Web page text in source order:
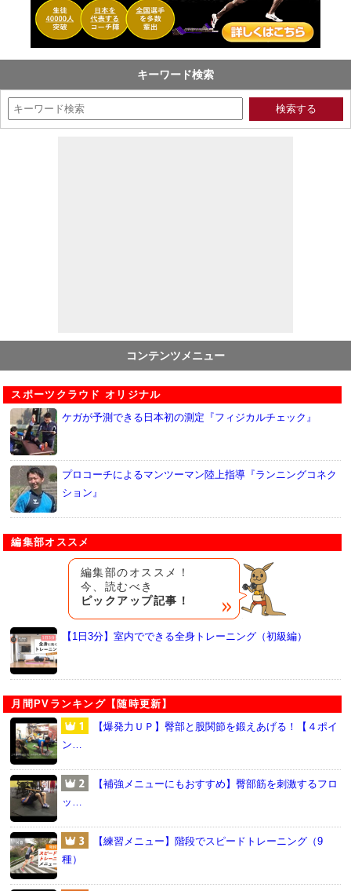
キーワード検索
コンテンツメニュー
スポーツクラウド オリジナル
ケガが予測できる日本初の測定『フィジカルチェック』
プロコーチによるマンツーマン陸上指導『ランニングコネク
ション』
編集部オススメ
編集部のオススメ！
今、読むべき
ピックアップ記事！
【1日3分】室内でできる全身トレーニング（初級編）
月間PVランキング【随時更新】
【爆発力ＵＰ】臀部と股関節を鍛えあげる！【４ポイ
ン…
【補強メニューにもおすすめ】臀部筋を刺激するフロ
ッ…
【練習メニュー】階段でスピードトレーニング（9
種）